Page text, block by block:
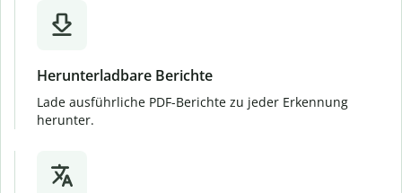
Herunterladbare Berichte
Lade ausführliche PDF-Berichte zu jeder Erkennung
herunter.